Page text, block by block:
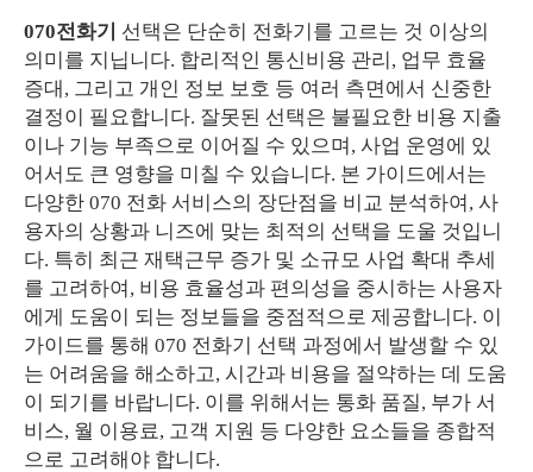
070전화기
선택은 단순히 전화기를 고르는 것 이상의
의미를 지닙니다. 합리적인 통신비용 관리, 업무 효율
증대, 그리고 개인 정보 보호 등 여러 측면에서 신중한
결정이 필요합니다. 잘못된 선택은 불필요한 비용 지출
이나 기능 부족으로 이어질 수 있으며, 사업 운영에 있
어서도 큰 영향을 미칠 수 있습니다. 본 가이드에서는
다양한 070 전화 서비스의 장단점을 비교 분석하여, 사
용자의 상황과 니즈에 맞는 최적의 선택을 도울 것입니
다. 특히 최근 재택근무 증가 및 소규모 사업 확대 추세
를 고려하여, 비용 효율성과 편의성을 중시하는 사용자
에게 도움이 되는 정보들을 중점적으로 제공합니다. 이
가이드를 통해 070 전화기 선택 과정에서 발생할 수 있
는 어려움을 해소하고, 시간과 비용을 절약하는 데 도움
이 되기를 바랍니다. 이를 위해서는 통화 품질, 부가 서
비스, 월 이용료, 고객 지원 등 다양한 요소들을 종합적
으로 고려해야 합니다.